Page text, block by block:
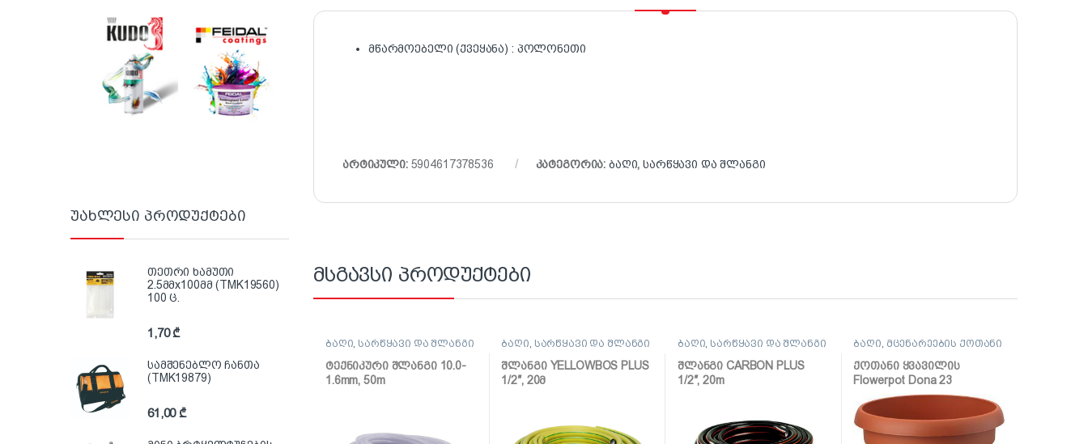
მწარმოებელი (ქვეყანა) : პოლონეთი
არტიკული: 5904617378536 კატეგორია: ბაღი,სარწყავი და შლანგი
მსგავსი პროდუქტები
ბაღი სარწყავი და შლანგი
ტექნიკური შლანგი 10.0-
1.6mm, 50m
ბაღი სარწყავი და შლანგი
შლანგი YELLOWBOS PLUS
1/2″, 20მ
ბაღი სარწყავი და შლანგი
შლანგი CARBON PLUS
1/2″, 20m
ბაღი მცენარეების ქოთანი
ქოთანი ყვავილის
Flowerpot Dona 23
terracotta (0166-010)
უახლესი პროდუქტები
თეთრი ხამუთი
2.5მმx100მმ (TMK19560)
100 ც.
1,70₾
სამშენებლო ჩანთა
(TMK19879)
61,00₾